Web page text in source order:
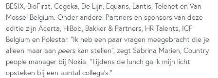
BESIX, BioFirst, Cegeka, De Lijn, Equans, Lantis, Telenet en Van
Mossel Belgium. Onder andere. Partners en sponsors van deze
editie zijn Acerta, HiBob, Bakker & Partners, HR Talents, ICF
Belgium en Polestar. “Ik heb een paar vragen meegebracht die je
alleen maar aan peers kan stellen”, zegt Sabrina Marien, Country
people manager bij Nokia. “Tijdens de lunch ga ik mijn licht
opsteken bij een aantal collega’s.”